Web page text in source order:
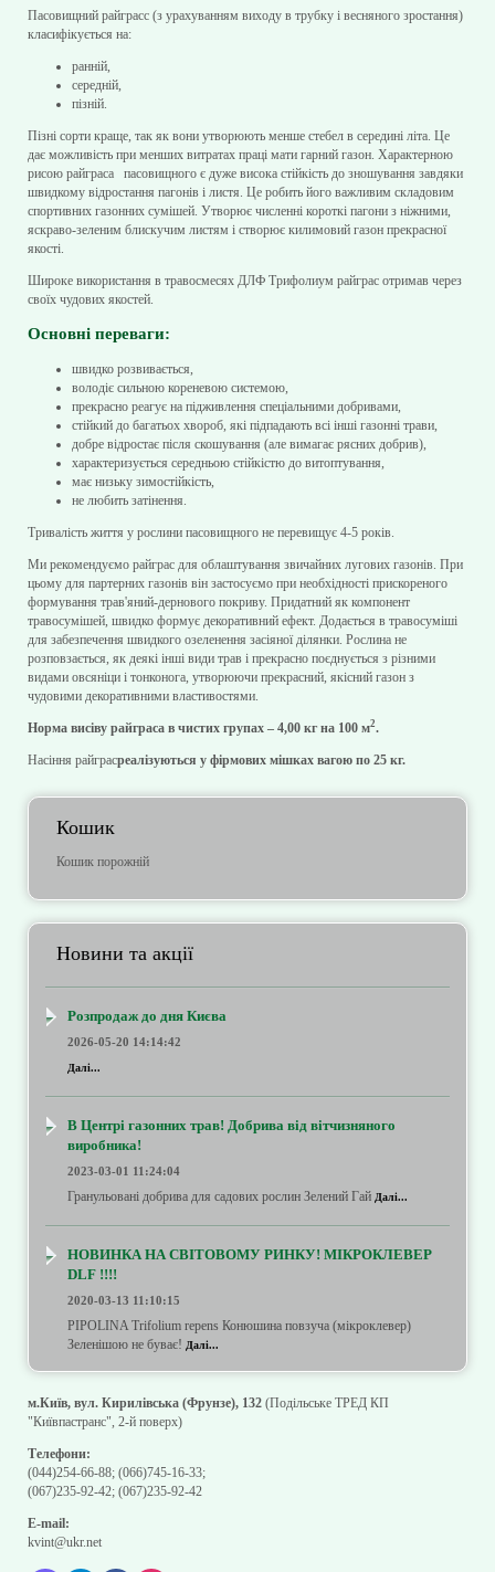
Пасовищний райграсс (з урахуванням виходу в трубку і весняного зростання)
класифікується на:
ранній,
середній,
пізній.
Пізні сорти краще, так як вони утворюють менше стебел в середині літа. Це
дає можливість при менших витратах праці мати гарний газон. Характерною
рисою райграса пасовищного є дуже висока стійкість до зношування завдяки
швидкому відростання пагонів і листя. Це робить його важливим складовим
спортивних газонних сумішей. Утворює численні короткі пагони з ніжними,
яскраво-зеленим блискучим листям і створює килимовий газон прекрасної
якості.
Широке використання в травосмесях ДЛФ Трифолиум райграс отримав через
своїх чудових якостей.
Основні переваги: ​​
швидко розвивається,
володіє сильною кореневою системою,
прекрасно реагує на підживлення спеціальними добривами,
стійкий до багатьох хвороб, які підпадають всі інші газонні трави,
добре відростає після скошування (але вимагає рясних добрив),
характеризується середньою стійкістю до витоптування,
має низьку зимостійкість,
не любить затінення.
Тривалість життя у рослини пасовищного не перевищує 4-5 років.
Ми рекомендуємо райграс для облаштування звичайних лугових газонів. При
цьому для партерних газонів він застосуємо при необхідності прискореного
формування трав'яний-дернового покриву. Придатний як компонент
травосумішей, швидко формує декоративний ефект. Додається в травосуміші
для забезпечення швидкого озеленення засіяної ділянки. Рослина не
розповзається, як деякі інші види трав і прекрасно поєднується з різними
видами овсяніци і тонконога, утворюючи прекрасний, якісний газон з
чудовими декоративними властивостями.
Норма висіву райграса в чистих групах – 4,00 кг на 100 м2.
Насіння райграсреалізуються у фірмових мішках вагою по 25 кг.
Кошик
Кошик порожній
Новини та акції
Розпродаж до дня Києва
2026-05-20 14:14:42
Далі...
В Центрі газонних трав! Добрива від вітчизняного
виробника!
2023-03-01 11:24:04
Гранульовані добрива для садових рослин Зелений Гай Далі...
НОВИНКА НА СВІТОВОМУ РИНКУ! МІКРОКЛЕВЕР
DLF !!!!
2020-03-13 11:10:15
PIPOLINA Trifolium repens Конюшина повзуча (мікроклевер)
Зеленішою не буває! Далі...
м.Київ, вул. Кирилівська (Фрунзе), 132 (Подільське ТРЕД КП
"Київпастранс", 2-й поверх)
Телефони:
(044)254-66-88; (066)745-16-33;
(067)235-92-42; (067)235-92-42
E-mail:
kvint@ukr.net